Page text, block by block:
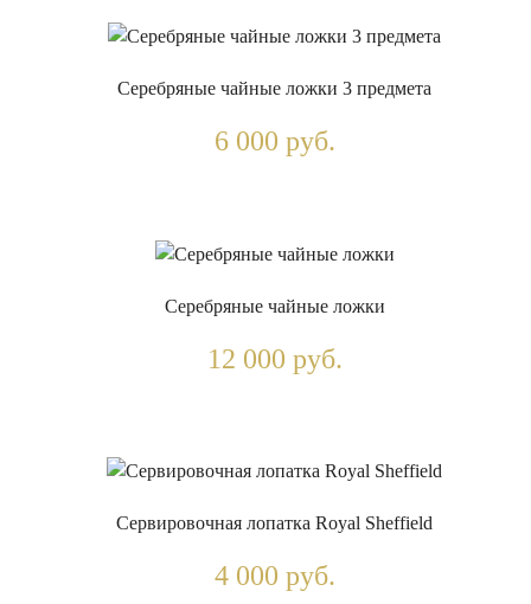
Серебряные чайные ложки 3 предмета
6 000 руб.
Серебряные чайные ложки
12 000 руб.
Сервировочная лопатка Royal Sheffield
4 000 руб.